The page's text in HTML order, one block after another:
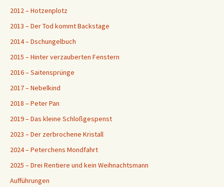
2012 – Hotzenplotz
2013 – Der Tod kommt Backstage
2014 – Dschungelbuch
2015 – Hinter verzauberten Fenstern
2016 – Saitensprünge
2017 – Nebelkind
2018 – Peter Pan
2019 – Das kleine Schloßgespenst
2023 – Der zerbrochene Kristall
2024 – Peterchens Mondfahrt
2025 – Drei Rentiere und kein Weihnachtsmann
Aufführungen